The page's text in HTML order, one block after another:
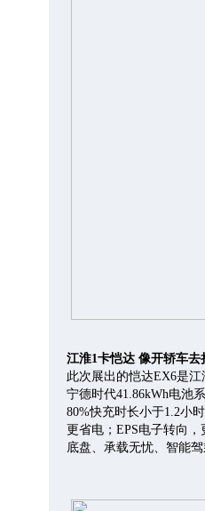
江淮1卡恺达 像开轿车去
此次展出的恺达EX6是
宁德时代41.86kWh电池
80%快充时长小于1.2小
更省电；EPS电子转向
底盘、承载无忧、智能